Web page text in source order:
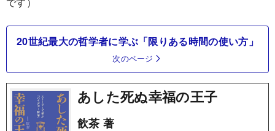
20世紀最大の哲学者に学ぶ「限りある時間の使い方」
次のページ
あした死ぬ幸福の王子
飲茶 著